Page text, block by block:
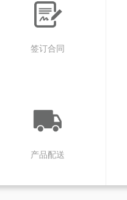
签订合同
产品配送